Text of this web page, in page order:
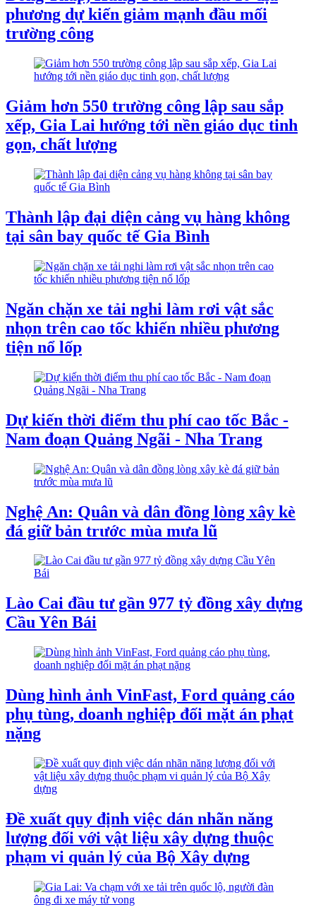
phương dự kiến giảm mạnh đầu mối
trường công
Giảm hơn 550 trường công lập sau sắp
xếp, Gia Lai hướng tới nền giáo dục tinh
gọn, chất lượng
Thành lập đại diện cảng vụ hàng không
tại sân bay quốc tế Gia Bình
Ngăn chặn xe tải nghi làm rơi vật sắc
nhọn trên cao tốc khiến nhiều phương
tiện nổ lốp
Dự kiến thời điểm thu phí cao tốc Bắc -
Nam đoạn Quảng Ngãi - Nha Trang
Nghệ An: Quân và dân đồng lòng xây kè
đá giữ bản trước mùa mưa lũ
Lào Cai đầu tư gần 977 tỷ đồng xây dựng
Cầu Yên Bái
Dùng hình ảnh VinFast, Ford quảng cáo
phụ tùng, doanh nghiệp đối mặt án phạt
nặng
Đề xuất quy định việc dán nhãn năng
lượng đối với vật liệu xây dựng thuộc
phạm vi quản lý của Bộ Xây dựng